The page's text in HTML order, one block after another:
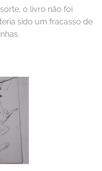
o livro não foi
sido um fracasso de